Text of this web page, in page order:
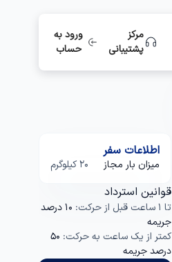
مرکز
پشتیبانی
ورود به
حساب
اطلاعات سفر
میزان بار مجاز 20 کیلوگرم
قوانین استرداد
تا 1 ساعت قبل از حرکت:
10 درصد
جریمه
کمتر از یک ساعت به حرکت: 50
درصد جریمه